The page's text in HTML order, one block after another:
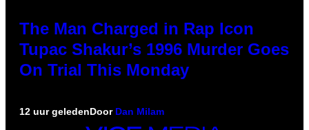
The Man Charged in Rap Icon
Tupac Shakur’s 1996 Murder Goes
On Trial This Monday
12 uur geledenDoor Dan Milam